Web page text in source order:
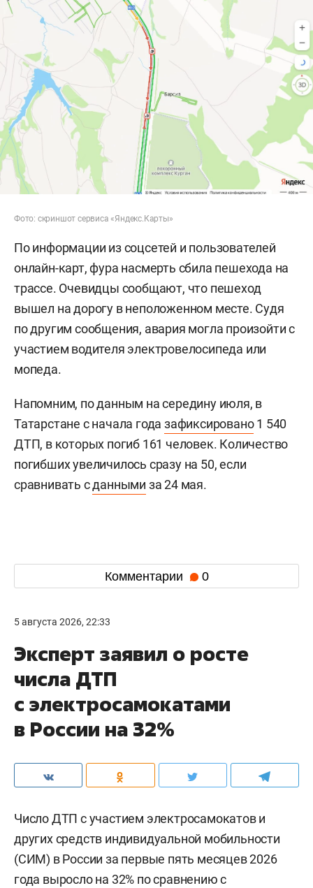
Фото: скриншот сервиса «Яндекс.Карты»
По информации из соцсетей и пользователей
онлайн-карт, фура насмерть сбила пешехода на
трассе. Очевидцы сообщают, что пешеход
вышел на дорогу в неположенном месте. Судя
по другим сообщения, авария могла произойти с
участием водителя электровелосипеда или
мопеда.
Напомним, по данным на середину июля, в
Татарстане с начала годазафиксировано1 540
ДТП, в которых погиб 161 человек. Количество
погибших увеличилось сразу на 50, если
сравнивать сданными за 24 мая.
Комментарии 0
5 августа 2026, 22:33
Эксперт заявил о росте
числа ДТП
с электросамокатами
в России на 32%
Число ДТП с участием электросамокатов и
других средств индивидуальной мобильности
(СИМ) в России за первые пять месяцев 2026
года выросло на 32% по сравнению с